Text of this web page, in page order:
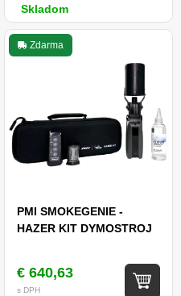
Skladom
Zdarma
PMI SMOKEGENIE -
HAZER KIT DYMOSTROJ
€ 640,63
s DPH